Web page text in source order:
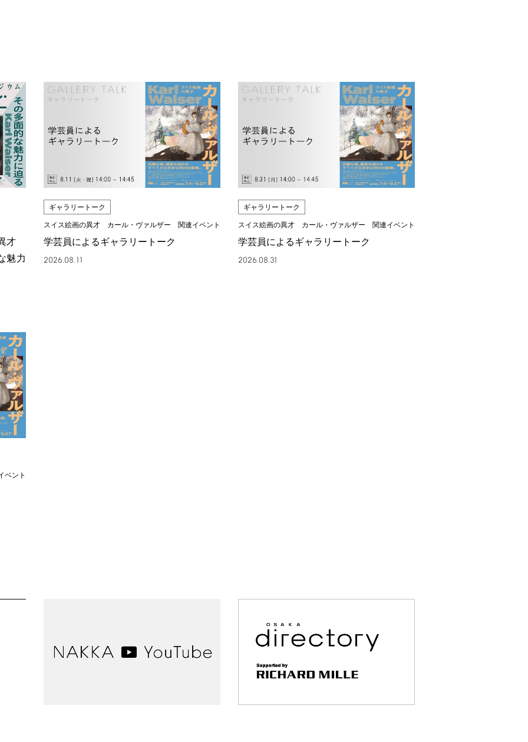
才
魅力
ギャラリートーク
スイス絵画の異才 カール・ヴァルザー 関連イベント
学芸員によるギャラリートーク
2026.08.11
ギャラリートーク
スイス絵画の異才 カール・ヴァルザー 関連イベント
学芸員によるギャラリートーク
2026.08.31
ベント